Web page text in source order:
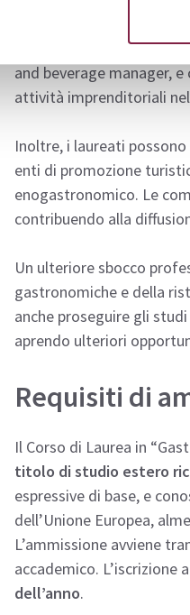
gamma di carriere nel
and beverage manager,
attività imprenditoriali
Inoltre, i laureati
enti di promozione
enogastronomico. Le
contribuendo alla
Un ulteriore sbocco
gastronomiche e della
anche proseguire gli studi
aprendo ulteriori
Requisiti di
Il Corso di Laurea in
titolo di studio estero
espressive di base, e
dell’Unione Europea,
L’ammissione avviene
accademico. L’iscrizione
dell’anno.